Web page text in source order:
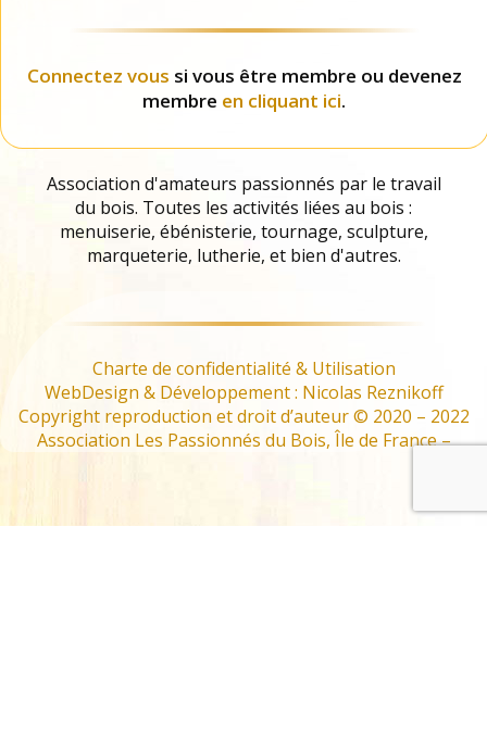
Connectez vous si vous être membre ou devenez
membre en cliquant ici.
Association d'amateurs passionnés par le travail
du bois. Toutes les activités liées au bois :
menuiserie, ébénisterie, tournage, sculpture,
marqueterie, lutherie, et bien d'autres.
Charte de confidentialité & Utilisation
WebDesign & Développement : Nicolas Reznikoff
Copyright reproduction et droit d’auteur © 2020 – 2022
Association Les Passionnés du Bois, Île de France –